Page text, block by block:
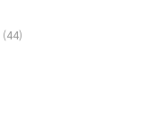
(44)